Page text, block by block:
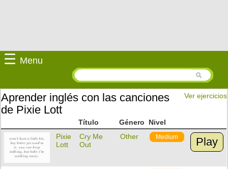
☰ Menu
Ver ejercicios
Aprender inglés con las canciones
de Pixie Lott
Título Género
Nivel
Pixie
Lott
Cry Me
Out
Other Medium Play